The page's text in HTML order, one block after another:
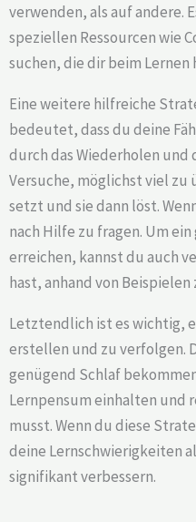
verwenden, als auf andere.
speziellen Ressourcen wie
suchen, die dir beim Lernen
Eine weitere hilfreiche
bedeutet, dass du deine
durch das Wiederholen und
Versuche, möglichst viel zu
setzt und sie dann löst.
nach Hilfe zu fragen. Um
erreichen, kannst du auch
hast, anhand von
Letztendlich ist es wichtig,
erstellen und zu verfolgen.
genügend Schlaf
Lernpensum einhalten und
musst. Wenn du diese
deine Lernschwierigkeiten
signifikant verbessern.